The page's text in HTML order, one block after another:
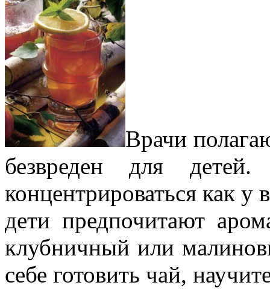
Врачи
безвреден для
концентрироваться как
дети предпочитают
клубничный или
себе готовить чай,